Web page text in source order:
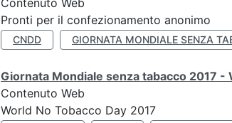
Contenuto Web
Pronti per il confezionamento anonimo
CNDD GIORNATA MONDIALE SENZA
Giornata Mondiale senza tabacco 2017 -
Contenuto Web
World No Tobacco Day 2017